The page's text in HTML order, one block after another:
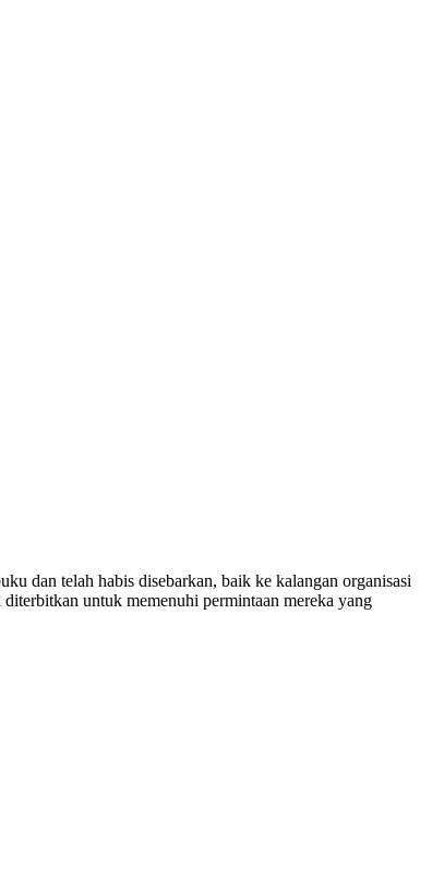
dan telah habis disebarkan, baik ke kalangan organisasi
untuk memenuhi permintaan mereka yang